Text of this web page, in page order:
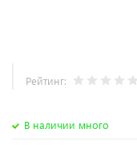
Рейтинг:
В наличии много